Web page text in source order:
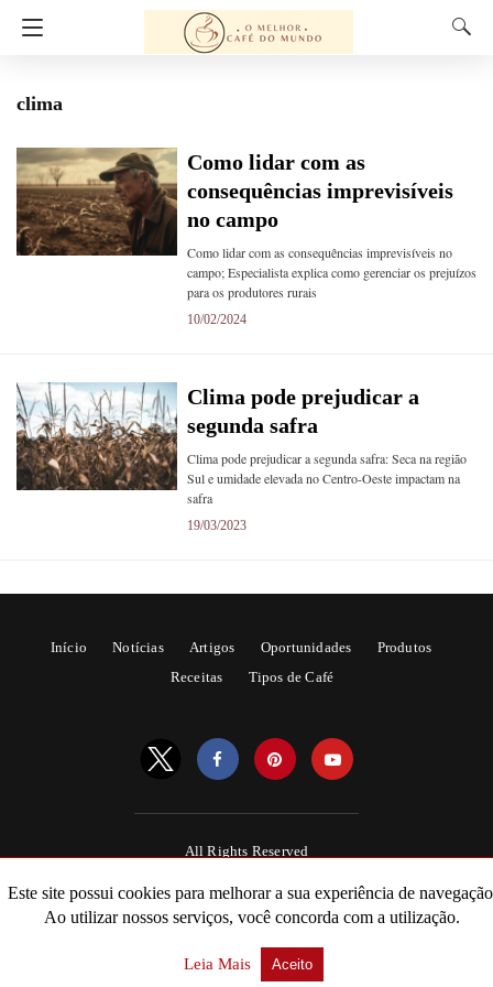
clima
Como lidar com as
consequências imprevisíveis
no campo
Como lidar com as consequências imprevisíveis no
campo; Especialista explica como gerenciar os prejuízos
para os produtores rurais
10/02/2024
Clima pode prejudicar a
segunda safra
Clima pode prejudicar a segunda safra: Seca na região
Sul e umidade elevada no Centro-Oeste impactam na
safra
19/03/2023
Início Notícias Artigos Oportunidades
Produtos
Receitas
Tipos de Café
All Rights Reserved
Este site possui cookies para melhorar a sua experiência de
Ao utilizar nossos serviços, você concorda com a utilização.
Leia Mais Aceito